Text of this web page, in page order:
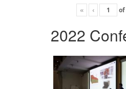
« ‹ of
2022